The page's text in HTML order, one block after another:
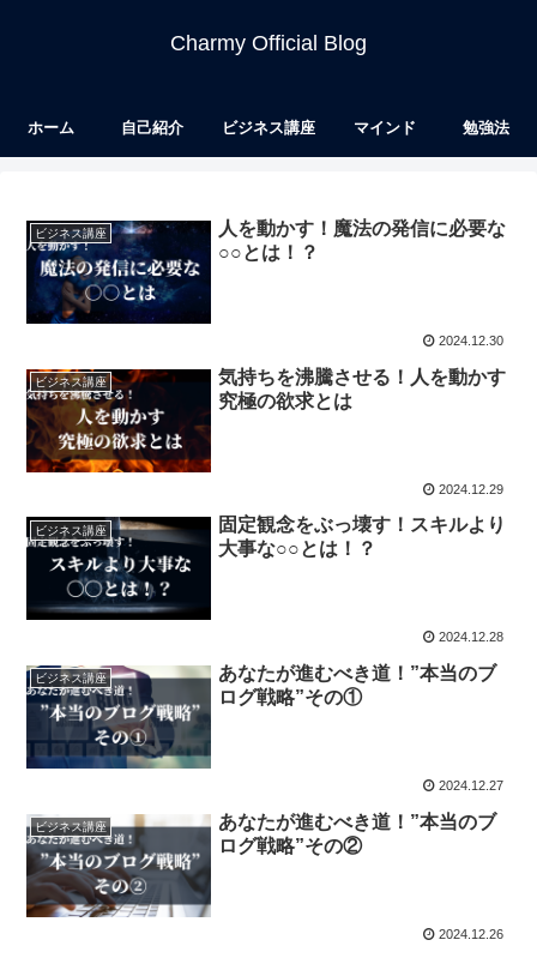
Charmy Official Blog
ホーム 自己紹介 ビジネス講座 マインド 勉強法
ビジネス講座
人を動かす！魔法の発信に必要な
○○とは！？
2024.12.30
ビジネス講座
気持ちを沸騰させる！人を動かす
究極の欲求とは
2024.12.29
ビジネス講座
固定観念をぶっ壊す！スキルより
大事な○○とは！？
2024.12.28
ビジネス講座
あなたが進むべき道！”本当のブ
ログ戦略”その①
2024.12.27
ビジネス講座
あなたが進むべき道！”本当のブ
ログ戦略”その②
2024.12.26